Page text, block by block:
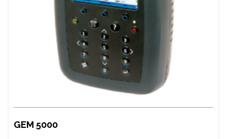
GEM 5000